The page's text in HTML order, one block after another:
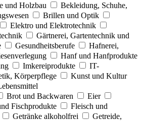
und Holzbau
Bekleidung, Schuhe,
Brillen und Optik
Elektro und Elektrotechnik
Gärtnerei, Gartentechnik und
Gesundheitsberufe
Hafnerei,
Hanf und Hanfprodukte
Imkereiprodukte
IT-
Körperpflege
Kunst und Kultur
Brot und Backwaren
Eier
Fischprodukte
Fleisch und
Getränke alkoholfrei
Getreide,